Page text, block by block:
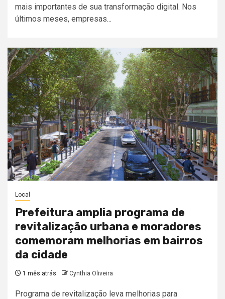
mais importantes de sua transformação digital. Nos
últimos meses, empresas...
Local
Prefeitura amplia programa de
revitalização urbana e moradores
comemoram melhorias em bairros
da cidade
1 mês atrás Cynthia Oliveira
Programa de revitalização leva melhorias para